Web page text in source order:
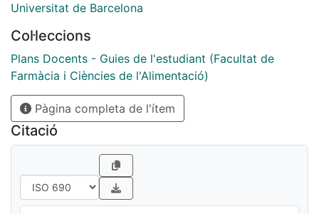
Universitat de Barcelona
Col·leccions
Plans Docents - Guies de l'estudiant (Facultat de
Farmàcia i Ciències de l'Alimentació)
Pàgina completa de l'ítem
Citació